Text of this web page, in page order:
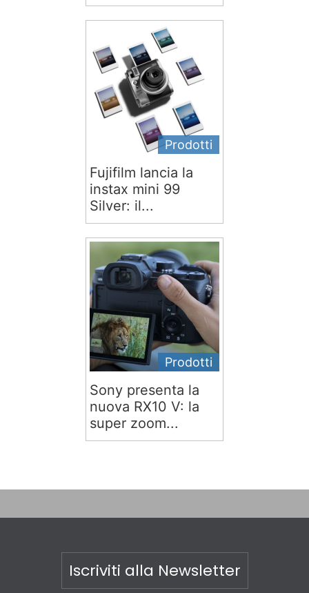
Prodotti
Fujifilm lancia la
instax mini 99
Silver: il...
Prodotti
Sony presenta la
nuova RX10 V: la
super zoom...
Iscriviti alla Newsletter